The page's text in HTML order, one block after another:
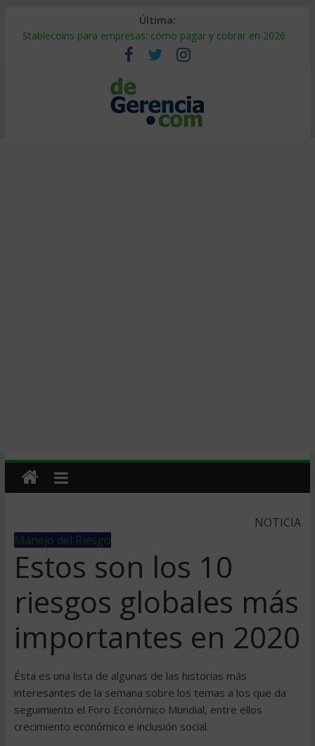
Última:
Stablecoins para empresas: cómo pagar y cobrar en 2026
Despido silencioso: qué es y por qué sale tan caro
IA en selección de personal: cómo auditarla a tiempo
Trabajo forzoso en la cadena de suministro: qué hacer
Mercado hispano de EE. UU.: cómo segmentarlo y venderle
NOTICIA
Manejo del Riesgo
Estos son los 10
riesgos globales más
importantes en 2020
Ésta es una lista de algunas de las historias más
interesantes de la semana sobre los temas a los que da
seguimiento el Foro Económico Mundial, entre ellos
crecimiento económico e inclusión social.